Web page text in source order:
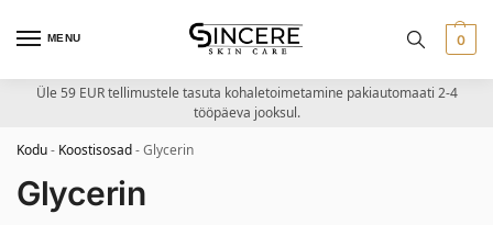
MENU 0
Üle 59 EUR tellimustele tasuta kohaletoimetamine pakiautomaati 2-4
tööpäeva jooksul.
Kodu- Koostisosad-Glycerin
Glycerin